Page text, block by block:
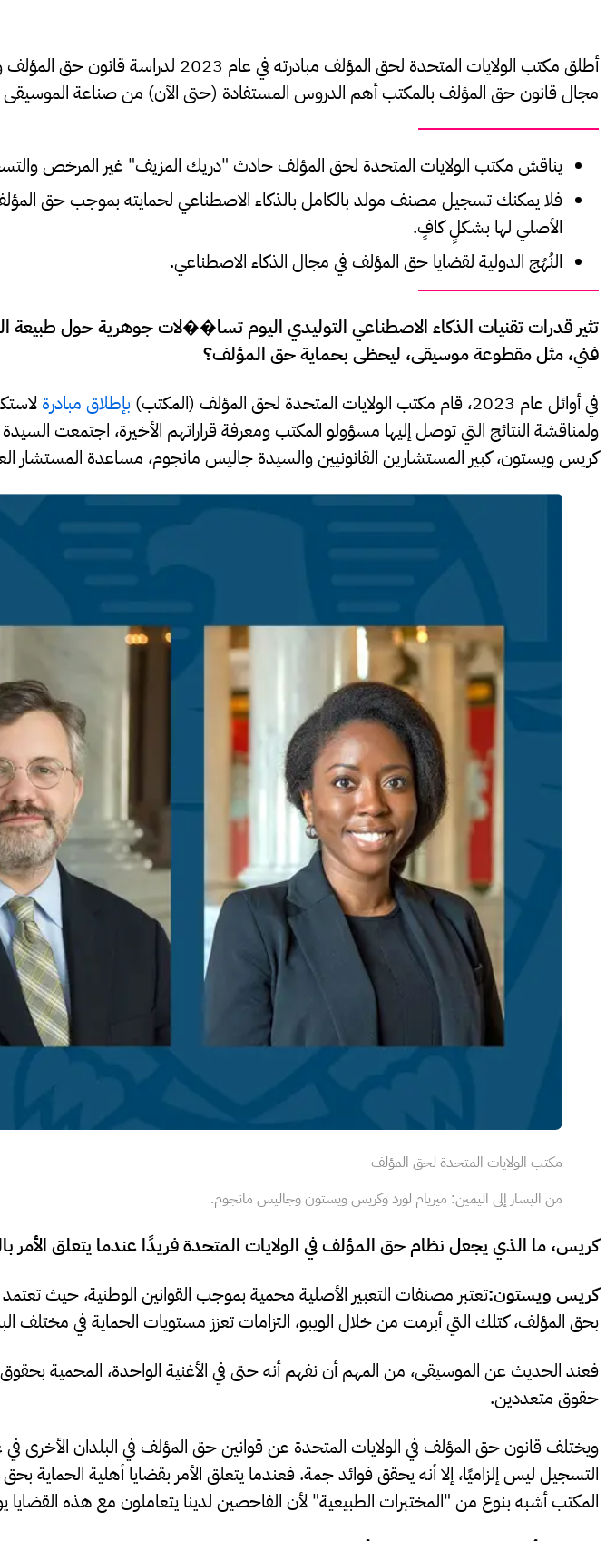
أطلق مكتب الولايات المتحدة لحق
مجال قانون حق المؤلف بالمكتب أهم الدروس المستفادة (حتى الآن) من صناعة الموسيقى
يناقش مكتب الولايات المتحدة لحق المؤلف حادث "دريك المزيف" غير المرخص
فلا يمكنك تسجيل مصنف مولد بالكامل بالذكاء الاصطناعي لحمايته بموجب حق
الأصلي لها بشكلٍ كافٍ.
النُهُج الدولية لقضايا حق المؤلف في مجال الذكاء الاصطناعي.
تثير قدرات تقنيات الذكاء الاصطناعي التوليدي اليوم تسا��لات جوهرية حول
فني، مثل مقطوعة موسيقى، ليحظى بحماية حق المؤلف؟
في أوائل عام 2023، قام مكتب الولايات المتحدة لحق المؤلف (المكتب)
بإطلاق مبادرة
ولمناقشة النتائج التي توصل إليها مسؤولو المكتب ومعرفة قراراتهم الأخيرة، اجتمعت
كريس ويستون، كبير المستشارين القانونيين والسيدة جاليس مانجوم، مساعدة المستشار
مكتب الولايات المتحدة لحق المؤلف
من اليسار إلى اليمين: ميريام لورد وكريس ويستون وجاليس مانجوم.
كريس، ما الذي يجعل نظام حق المؤلف في الولايات المتحدة فريدًا عندما يتعلق الأمر
كريس ويستون:تعتبر مصنفات التعبير الأصلية محمية بموجب القوانين الوطنية، حيث
بحق المؤلف، كتلك التي أبرمت من خلال الويبو، التزامات تعزز مستويات الحماية في مختلف
فعند الحديث عن الموسيقى، من المهم أن نفهم أنه حتى في الأغنية الواحدة، المحمية
حقوق متعددين.
ويختلف قانون حق المؤلف في الولايات المتحدة عن قوانين حق المؤلف في البلدان
التسجيل ليس إلزاميًا، إلا أنه يحقق فوائد جمة. فعندما يتعلق الأمر بقضايا أهلية
المكتب أشبه بنوع من "المختبرات الطبيعية" لأن الفاحصين لدينا يتعاملون مع هذه القضايا